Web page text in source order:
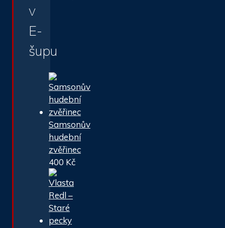
v
E-
šupu
Samsonův
hudební
zvěřinec
400 Kč